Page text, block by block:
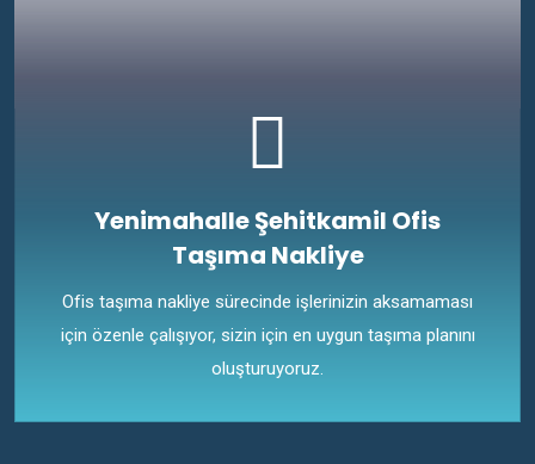
Yenimahalle Şehitkamil Ofis
Taşıma Nakliye
Ofis taşıma nakliye sürecinde işlerinizin aksamaması
için özenle çalışıyor, sizin için en uygun taşıma planını
oluşturuyoruz.